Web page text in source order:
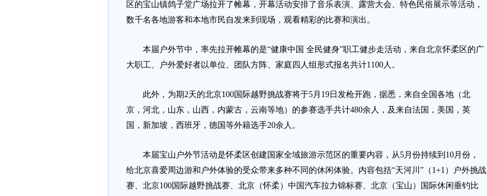
区的宝山镇鸽子堂广场拉开了帷幕，开幕活动安排了音乐表演、露营大会、特色民俗展示等活动，
数千名各地游客和本地市民自发来到现场，观看精彩的比赛和演出。
本届户外节中，率先拉开帷幕的是“健康中国 全民健身”职工健步走活动，来自北京怀柔区的广
大职工、户外爱好者以单位、团队方阵、家庭四人组形式报名共计1100人。
此外，为期2天的北京100国际越野挑战赛将于5月19日发枪开跑，据悉，来自全国各地（北
京，河北，山东，山西，内蒙古，云南等地）的参赛选手共计480余人，及来自法国，美国，英
国，新加坡，西班牙，德国等外籍选手20余人。
本届宝山户外节活动是怀柔区创建国家全域旅游示范区的重要内容，从5月份持续到10月份，
给北京喜爱周边游和户外体验的受众带来多种不同的休闲体验。内容包括“天河川”（1+1）户外挑战
赛、北京100国际越野挑战赛、北京（怀柔）中国汽车拉力锦标赛、北京（宝山）国际休闲垂钓比